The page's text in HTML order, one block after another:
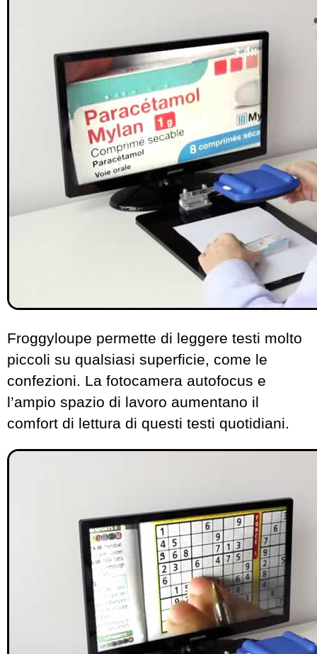
Froggyloupe permette di leggere testi molto
piccoli su qualsiasi superficie, come le
confezioni. La fotocamera autofocus e
l’ampio spazio di lavoro aumentano il
comfort di lettura di questi testi quotidiani.